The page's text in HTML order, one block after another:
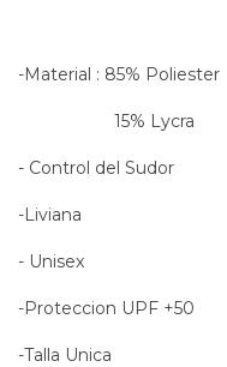
-Material : 85% Poliester
15% Lycra
- Control del Sudor
-Liviana
- Unisex
-Proteccion UPF +50
-Talla Unica